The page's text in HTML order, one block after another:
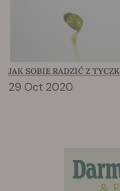
JAK SOBIE RADZIĆ Z
29 Oct 2020